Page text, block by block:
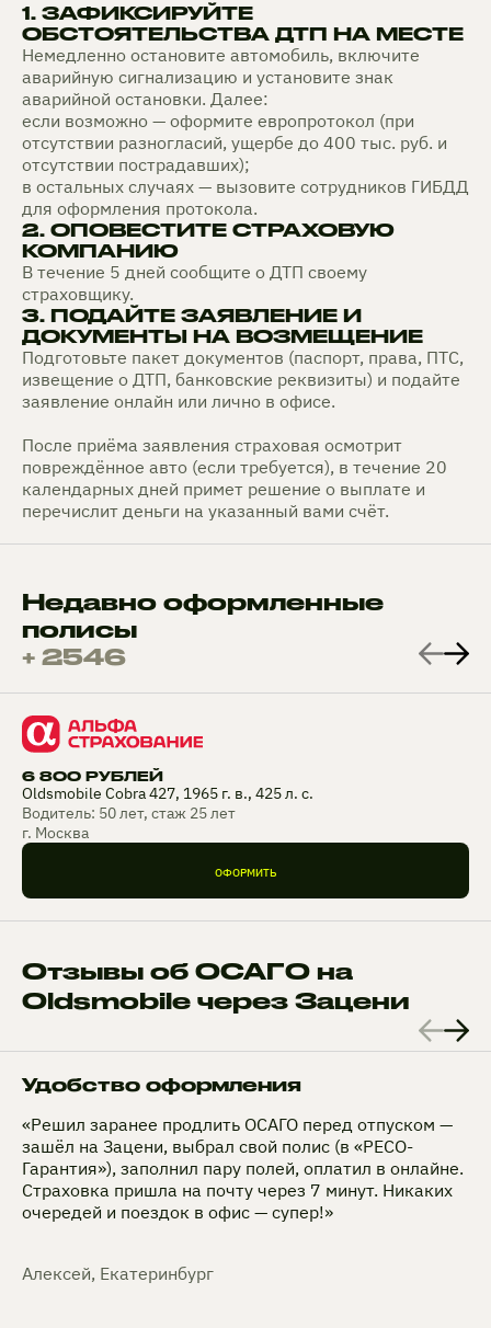
1. ЗАФИКСИРУЙТЕ
ОБСТОЯТЕЛЬСТВА ДТП НА МЕСТЕ
Немедленно остановите автомобиль, включите
аварийную сигнализацию и установите знак
аварийной остановки. Далее:
если возможно — оформите европротокол (при
отсутствии разногласий, ущербе до 400 тыс. руб. и
отсутствии пострадавших);
в остальных случаях — вызовите сотрудников ГИБДД
для оформления протокола.
2. ОПОВЕСТИТЕ СТРАХОВУЮ
КОМПАНИЮ
В течение 5 дней сообщите о ДТП своему
страховщику.
3. ПОДАЙТЕ ЗАЯВЛЕНИЕ И
ДОКУМЕНТЫ НА ВОЗМЕЩЕНИЕ
Подготовьте пакет документов (паспорт, права, ПТС,
извещение о ДТП, банковские реквизиты) и подайте
заявление онлайн или лично в офисе.
После приёма заявления страховая осмотрит
повреждённое авто (если требуется), в течение 20
календарных дней примет решение о выплате и
перечислит деньги на указанный вами счёт.
Недавно оформленные
полисы
+ 2546
6 800 РУБЛЕЙ
Oldsmobile Cobra 427, 1965 г. в., 425 л. с.
Водитель: 50 лет, стаж 25 лет
г. Москва
ОФОРМИТЬ
Отзывы об ОСАГО на
Oldsmobile через Зацени
Удобство оформления
«Решил заранее продлить ОСАГО перед отпуском —
зашёл на Зацени, выбрал свой полис (в «РЕСО-
Гарантия»), заполнил пару полей, оплатил в онлайне.
Страховка пришла на почту через 7 минут. Никаких
очередей и поездок в офис — супер!»
Алексей, Екатеринбург